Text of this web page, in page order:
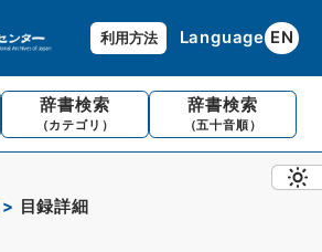
利用方法 Language EN
辞書検索
（カテゴリ）
辞書検索
（五十音順）
目録詳細